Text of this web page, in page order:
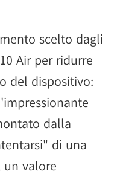
scelto dagli
Air per ridurre
del dispositivo:
dalla
di una
un valore